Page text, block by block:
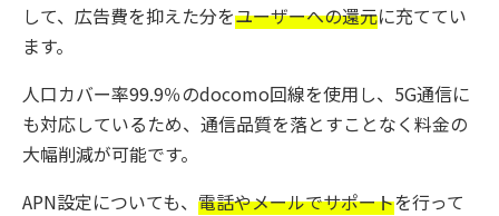
して、広告費を抑えた分をユーザーへの還元に充ててい
ます。
人口カバー率99.9％のdocomo回線を使用し、5G通信に
も対応しているため、通信品質を落とすことなく料金の
大幅削減が可能です。
APN設定についても、 電話やメールでサポートを行って